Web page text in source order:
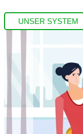
UNSER SYSTEM